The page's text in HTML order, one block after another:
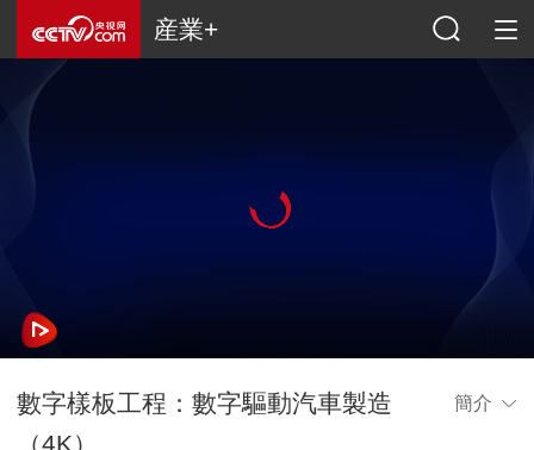
産業+
數字樣板工程：數字驅動汽車製造
（4K）
簡介